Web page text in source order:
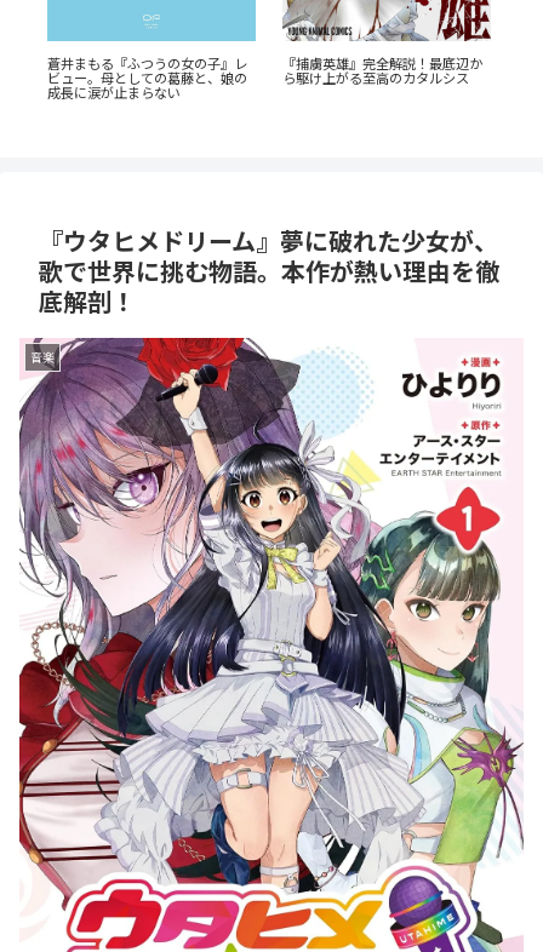
蒼井まもる『ふつうの女の子』レ
ビュー。母としての葛藤と、娘の
成長に涙が止まらない
『捕虜英雄』完全解説！最底辺か
ら駆け上がる至高のカタルシス
『ウタヒメドリーム』夢に破れた少女が、
歌で世界に挑む物語。本作が熱い理由を徹
底解剖！
音楽